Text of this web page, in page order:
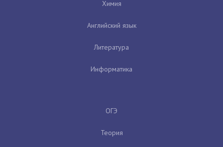
Химия
Английский язык
Литература
Информатика
ОГЭ
Теория